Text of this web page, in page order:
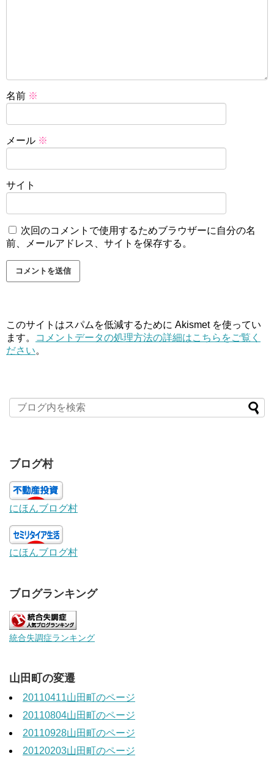
名前 ※
メール ※
サイト
次回のコメントで使用するためブラウザーに自分の名
前、メールアドレス、サイトを保存する。
このサイトはスパムを低減するために Akismet を使ってい
ます。
コメントデータの処理方法の詳細はこちらをご覧く
ださい。
ブログ村
にほんブログ村
にほんブログ村
ブログランキング
統合失調症ランキング
山田町の変遷
20110411山田町のページ
20110804山田町のページ
20110928山田町のページ
20120203山田町のページ